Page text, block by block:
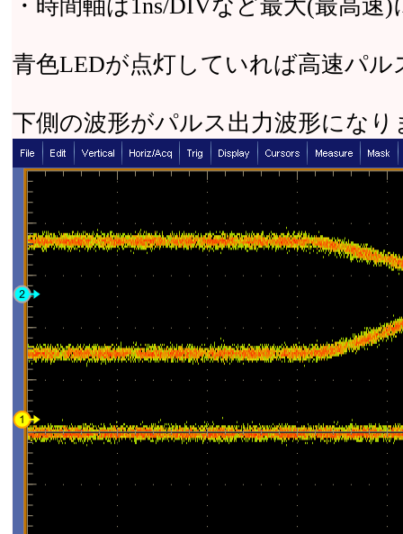
・時間軸は1ns/DIVなど最大(最高
青色LEDが点灯していれば高速パ
下側の波形がパルス出力波形にな